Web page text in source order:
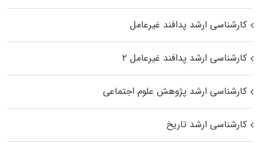
کارشناسی ارشد پدافند غیرعامل
کارشناسی ارشد پدافند غیرعامل ۲
کارشناسی ارشد پژوهش علوم اجتماعی
کارشناسی ارشد تاریخ